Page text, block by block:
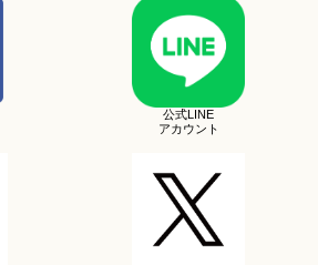
公式LINE
アカウント